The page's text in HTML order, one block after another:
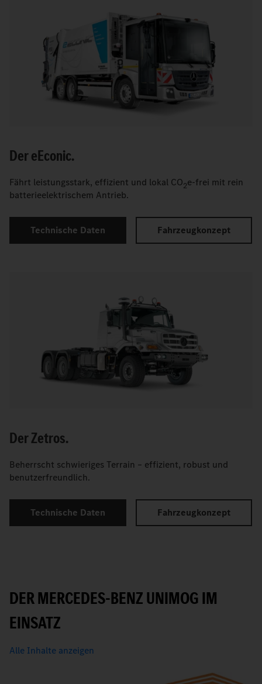
DereEconic.
Fährt leistungsstark, effizient und lokal CO2e-frei mit rein
batterieelektrischem Antrieb.
Technische Daten Fahrzeugkonzept
Der Zetros.
Beherrscht schwieriges Terrain – effizient, robust und
benutzerfreundlich.
Technische Daten Fahrzeugkonzept
DER MERCEDES-BENZ UNIMOG IM
EINSATZ
Alle Inhalte anzeigen